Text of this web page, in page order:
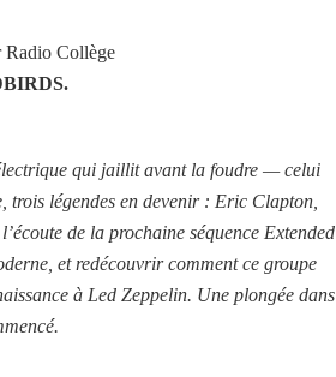
Radio Collège
.
qui jaillit avant la foudre — celui
légendes en devenir : Eric Clapton,
de la prochaine séquence Extended
et redécouvrir comment ce groupe
à Led Zeppelin. Une plongée dans